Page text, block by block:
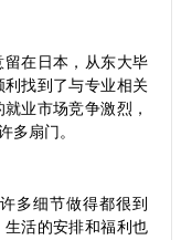
在日本，从东大毕
找到了与专业相关
业市场竞争激烈，
多扇门。
多细节做得都很到
活的安排和福利也